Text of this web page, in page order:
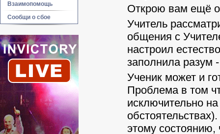
Взаимопомощь
Сообщи о сбое
Открою вам ещё
Учитель
общения с
настроил
заполнила разум
Ученик может и
Проблема в том
исключительно
этому состоянию,